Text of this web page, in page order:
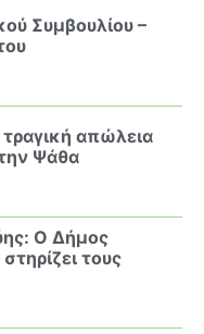
Συμβουλίου –
τραγική απώλεια
Ψάθα
Ο Δήμος
τους